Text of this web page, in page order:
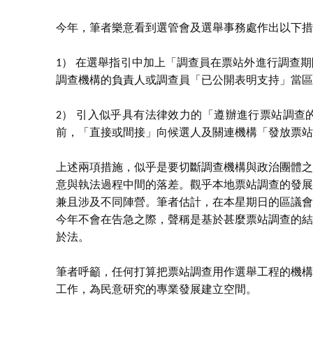
今年，筆者樂意看到選管會及選舉事務處作出以下
1） 在選舉指引中加上「調查員在票站外進行調查
調查機構的負責人或調查員「已公開表明支持」當
2） 引入似乎具有法律效力的「遵辦進行票站調
前，「直接或間接」向候選人及關連機構「發放票
上述兩項措施，似乎是要切斷調查機構與政治團體
意與執法過程中間的落差。觀乎本地票站調查的發
兼且涉及不同陣營。筆者估計，在本星期日的區議
今年不會在告急之際，聲稱是基於甚麼票站調查的
於法。
筆者呼籲，任何打算把票站調查用作選舉工程的機
工作，為民意研究的專業發展建立空間。